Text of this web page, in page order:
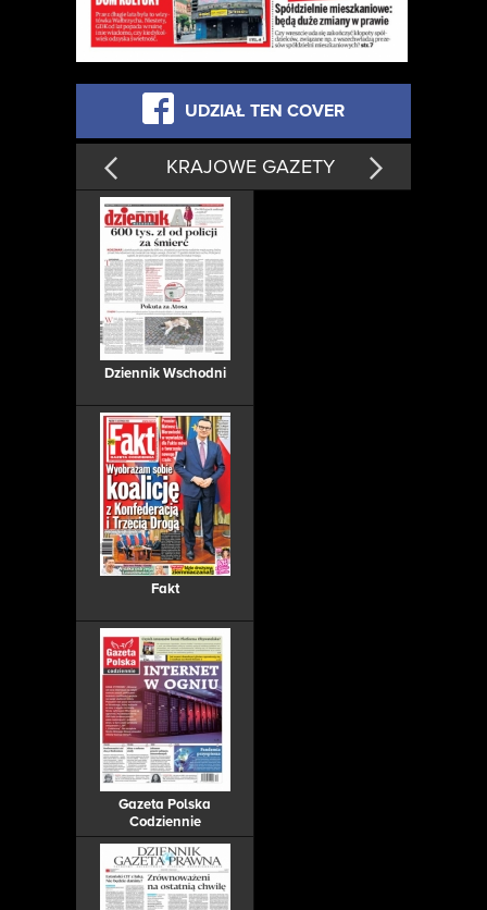
UDZIAŁ TEN COVER
KRAJOWE GAZETY
Dziennik Wschodni
Fakt
Gazeta Polska
Codziennie